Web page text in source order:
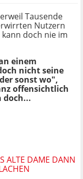
Tausende
Nutzern
doch nie im
einem
nicht seine
sonst wo",
offensichtlich
doch...
ALTE DAME DANN